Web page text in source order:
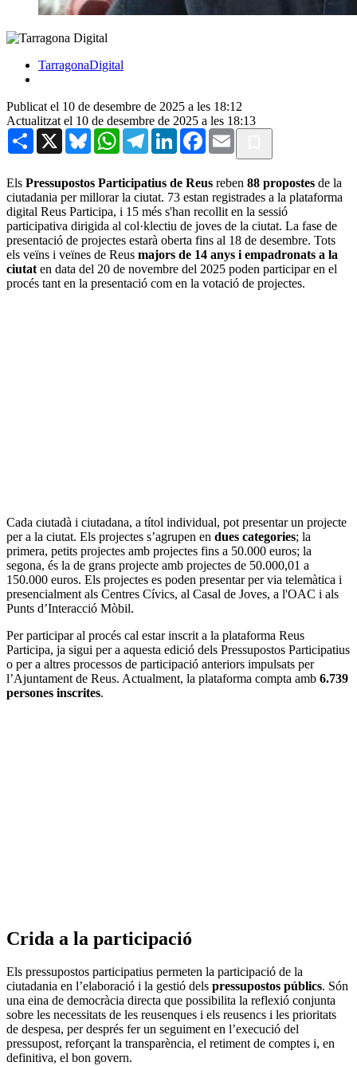
TarragonaDigital
Publicat el 10 de desembre de 2025 a les 18:12
Actualitzat el 10 de desembre de 2025 a les 18:13
Share X BlueskyWhatsAppTelegramLinkedInFacebook
Email
Els Pressupostos Participatius de Reus reben 88 propostes de la
ciutadania per millorar la ciutat. 73 estan registrades a la plataforma
digital Reus Participa, i 15 més s'han recollit en la sessió
participativa dirigida al col·klectiu de joves de la ciutat. La fase de
presentació de projectes estarà oberta fins al 18 de desembre. Tots
els veïns i veïnes de Reus majors de 14 anys i empadronats a la
ciutat en data del 20 de novembre del 2025 poden participar en el
procés tant en la presentació com en la votació de projectes.
Cada ciutadà i ciutadana, a títol individual, pot presentar un projecte
per a la ciutat. Els projectes s’agrupen en dues categories; la
primera, petits projectes amb projectes fins a 50.000 euros; la
segona, és la de grans projecte amb projectes de 50.000,01 a
150.000 euros. Els projectes es poden presentar per via telemàtica i
presencialment als Centres Cívics, al Casal de Joves, a l'OAC i als
Punts d’Interacció Mòbil.
Per participar al procés cal estar inscrit a la plataforma Reus
Participa, ja sigui per a aquesta edició dels Pressupostos Participatius
o per a altres processos de participació anteriors impulsats per
l’Ajuntament de Reus. Actualment, la plataforma compta amb 6.739
persones inscrites.
Crida a la participació
Els pressupostos participatius permeten la participació de la
ciutadania en l’elaboració i la gestió dels pressupostos públics. Són
una eina de democràcia directa que possibilita la reflexió conjunta
sobre les necessitats de les reusenques i els reusencs i les prioritats
de despesa, per després fer un seguiment en l’execució del
pressupost, reforçant la transparència, el retiment de comptes i, en
definitiva, el bon govern.